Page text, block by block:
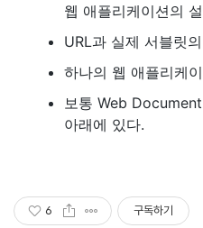
웹 애플리케이션의
URL과 실제 서블릿
하나의 웹 애플리케
보통 Web
아래에 있다.
6 구독하기